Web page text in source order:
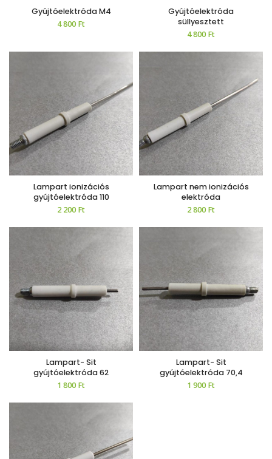
Gyújtóelektróda M4
4 800Ft
Gyújtóelektróda
süllyesztett
4 800Ft
Lampart ionizációs
gyújtóelektróda 110
2 200Ft
Lampart nem ionizációs
elektróda
2 800Ft
Lampart- Sit
gyújtóelektróda 62
1 800Ft
Lampart- Sit
gyújtóelektróda 70,4
1 900Ft